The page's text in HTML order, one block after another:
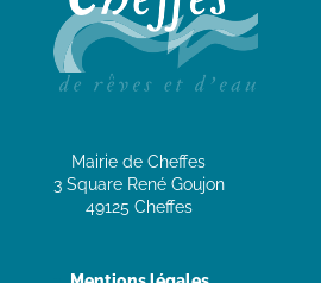
Mairie de Cheffes
3 Square René Goujon
49125 Cheffes